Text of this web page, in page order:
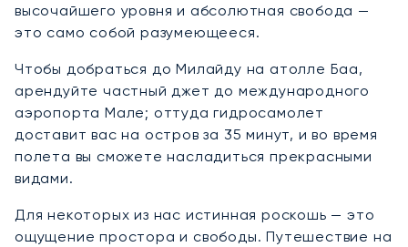
высочайшего уровня и абсолютная свобода —
это само собой разумеющееся.
Чтобы добраться до Милайду на атолле Баа,
арендуйте частный джет до международного
аэропорта Мале; оттуда гидросамолет
доставит вас на остров за 35 минут, и во время
полета вы сможете насладиться прекрасными
видами.
Для некоторых из нас истинная роскошь — это
ощущение простора и свободы. Путешествие на